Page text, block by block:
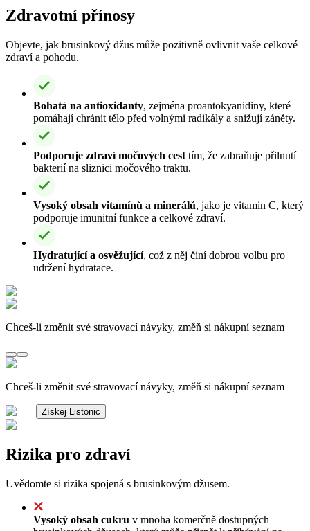
Zdravotní přínosy
Objevte, jak brusinkový džus může pozitivně ovlivnit vaše celkové
zdraví a pohodu.
Bohatá na antioxidanty, zejména proantokyanidiny, které
pomáhají chránit tělo před volnými radikály a snižují záněty.
Podporuje zdraví močových cest tím, že zabraňuje přilnutí
bakterií na sliznici močového traktu.
Vysoký obsah vitamínů a minerálů, jako je vitamin C, který
podporuje imunitní funkce a celkové zdraví.
Hydratující a osvěžující, což z něj činí dobrou volbu pro
udržení hydratace.
Chceš-li změnit své stravovací návyky, změň si nákupní seznam
Chceš-li změnit své stravovací návyky, změň si nákupní seznam
Získej Listonic
Rizika pro zdraví
Uvědomte si rizika spojená s brusinkovým džusem.
Vysoký obsah cukru v mnoha komerčně dostupných